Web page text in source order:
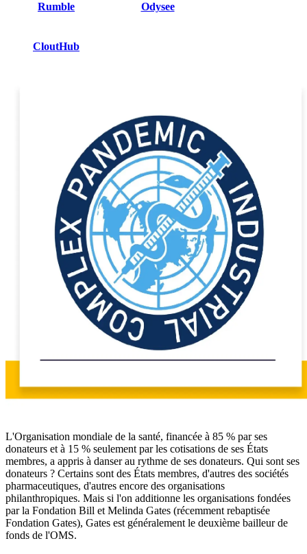
Rumble Odysee
CloutHub
L'Organisation mondiale de la santé, financée à 85 % par ses
donateurs et à 15 % seulement par les cotisations de ses États
membres, a appris à danser au rythme de ses donateurs. Qui sont ses
donateurs ? Certains sont des États membres, d'autres des sociétés
pharmaceutiques, d'autres encore des organisations
philanthropiques. Mais si l'on additionne les organisations fondées
par la Fondation Bill et Melinda Gates (récemment rebaptisée
Fondation Gates), Gates est généralement le deuxième bailleur de
fonds de l'OMS.